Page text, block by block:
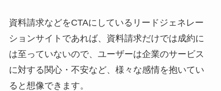
資料請求などをCTAにしているリードジェネレー
ションサイトであれば、資料請求だけでは成約に
は至っていないので、ユーザーは企業のサービス
に対する関心・不安など、様々な感情を抱いてい
ると想像できます。